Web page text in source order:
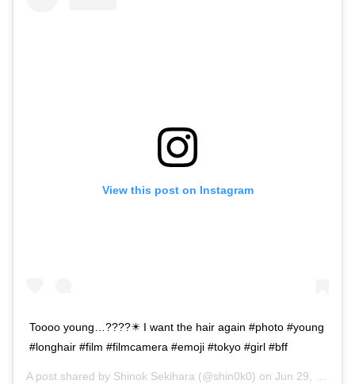
View this post on Instagram
Toooo young…????✴️ I want the hair again #photo #young
#longhair #film #filmcamera #emoji #tokyo #girl #bff
A post shared by Shinok Sekihara (@shin0k0) on Jun 29, 2017 at 4:15am PDT